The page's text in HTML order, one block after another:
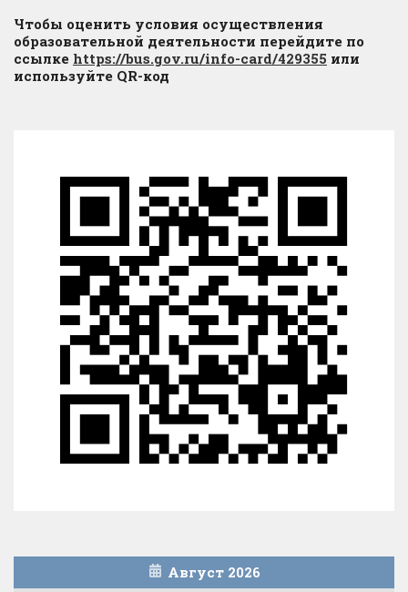
Чтобы оценить условия осуществления
образовательной деятельности перейдите по
ссылке https://bus.gov.ru/info-card/429355 или
используйте QR-код
Август 2026